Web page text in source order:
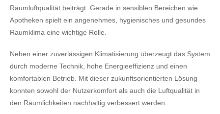
Raumluftqualität beiträgt. Gerade in sensiblen Bereichen wie
Apotheken spielt ein angenehmes, hygienisches und gesundes
Raumklima eine wichtige Rolle.
Neben einer zuverlässigen Klimatisierung überzeugt das System
durch moderne Technik, hohe Energieeffizienz und einen
komfortablen Betrieb. Mit dieser zukunftsorientierten Lösung
konnten sowohl der Nutzerkomfort als auch die Luftqualität in
den Räumlichkeiten nachhaltig verbessert werden.